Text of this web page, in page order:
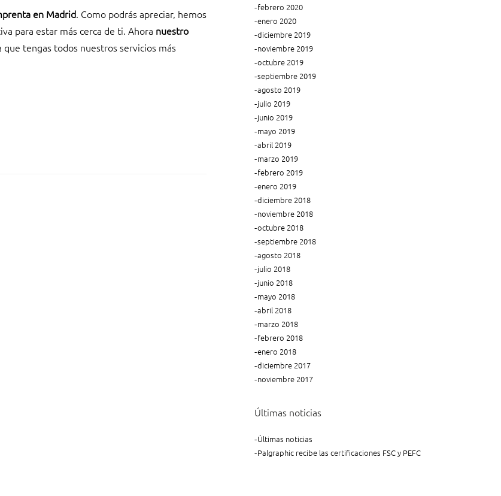
en Madrid. Como podrás apreciar, hemos
para estar más cerca de ti. Ahora nuestro
que tengas todos nuestros servicios más
febrero 2020
enero 2020
diciembre 2019
noviembre 2019
octubre 2019
septiembre 2019
agosto 2019
julio 2019
junio 2019
mayo 2019
abril 2019
marzo 2019
febrero 2019
enero 2019
diciembre 2018
noviembre 2018
octubre 2018
septiembre 2018
agosto 2018
julio 2018
junio 2018
mayo 2018
abril 2018
marzo 2018
febrero 2018
enero 2018
diciembre 2017
noviembre 2017
Últimas noticias
Últimas noticias
Palgraphic recibe las certificaciones FSC y PEFC